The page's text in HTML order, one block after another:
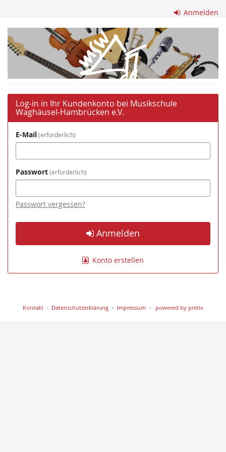
Inhalt
springen
Anmelden
Musikschule
Waghäusel-
Hambrücken
e.V.
Log-in in Ihr Kundenkonto bei Musikschule
Waghäusel-Hambrücken e.V.
E-Mail erforderlich
Passwort erforderlich
Passwort vergessen?
Anmelden
Konto erstellen
Kontakt Datenschutzerklärung Impressum powered by pretix